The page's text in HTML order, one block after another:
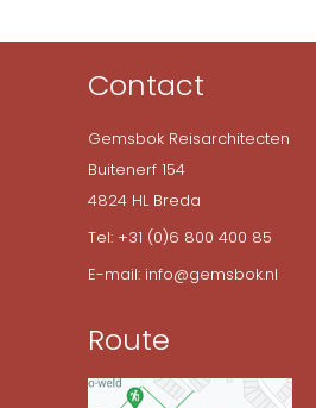
Contact
Gemsbok Reisarchitecten
Buitenerf 154
4824 HL Breda
Tel: +31 (0)6 800 400 85
E-mail: info@gemsbok.nl
Route